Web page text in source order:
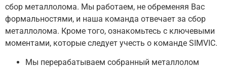
сбор металлолома. Мы работаем, не обременяя Вас
формальностями, и наша команда отвечает за сбор
металлолома. Кроме того, ознакомьтесь с ключевыми
моментами, которые следует учесть о команде SIMVIC.
Мы перерабатываем собранный металлолом